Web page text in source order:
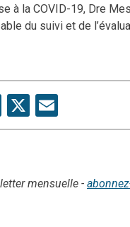
à la COVID-19, Dre
du suivi et de
Facebook
X
mensuelle -